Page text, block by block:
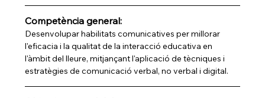
Competència general:
Desenvolupar habilitats comunicatives per millorar
l'eficacia i la qualitat de la interacció educativa en
l'àmbit del lleure, mitjançant l'aplicació de tècniques i
estratègies de comunicació verbal, no verbal i digital.